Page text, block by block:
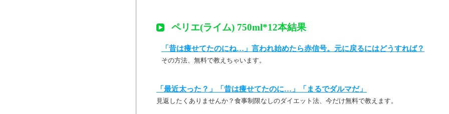
ペリエ(ライム) 750ml*12本結果
「昔は痩せてたのにね…」言われ始めたら赤信号。元に戻るにはどうすれば？
その方法、無料で教えちゃいます。
「最近太った？」「昔は痩せてたのに…」「まるでダルマだ」
見返したくありませんか？食事制限なしのダイエット法、今だけ無料で教えます。